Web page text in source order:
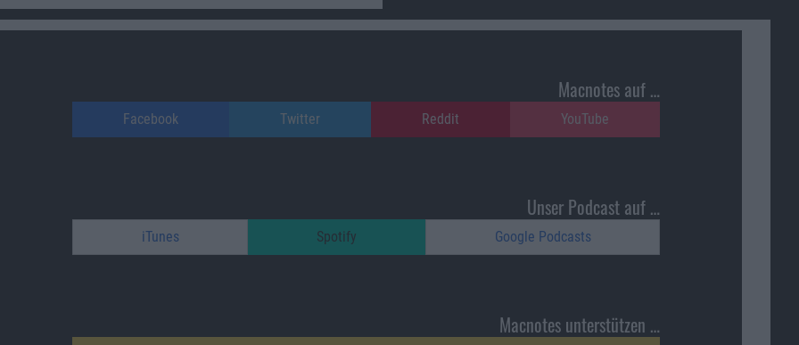
Macnotes auf …
Facebook Twitter Reddit YouTube
Unser Podcast auf …
iTunes Spotify Google Podcasts
Macnotes unterstützen …